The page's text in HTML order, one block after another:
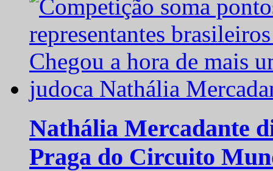
Nathália Mercadante
Praga do Circuito